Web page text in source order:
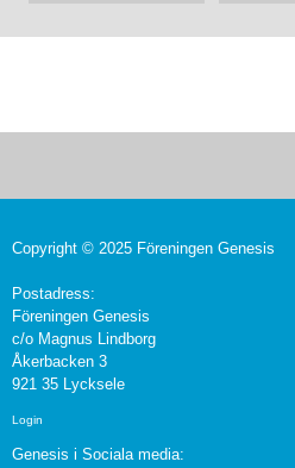
Copyright © 2025 Föreningen Genesis
Postadress:
Föreningen Genesis
c/o Magnus Lindborg
Åkerbacken 3
921 35 Lycksele
Login
Genesis i Sociala media: